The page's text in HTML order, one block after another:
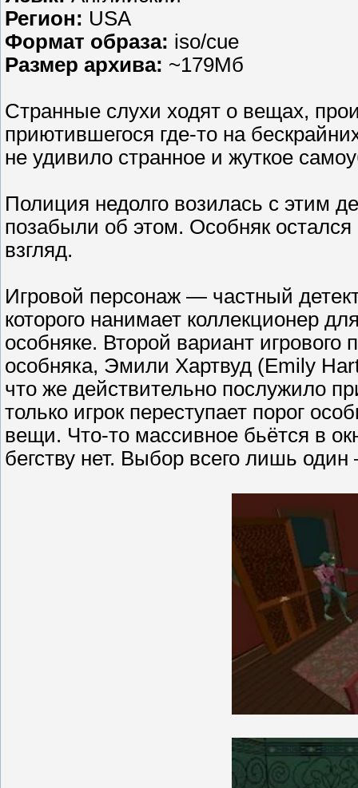
Регион: USA
Формат образа: iso/cue
Размер архива: ~179Мб
Странные слухи ходят о вещах,
приютившегося где-то на
не удивило странное и жуткое
Полиция недолго возилась с этим
позабыли об этом. Особняк
взгляд.
Игровой персонаж — частный
которого нанимает коллекционер
особняке. Второй вариант
особняка, Эмили Хартвуд (Emily
что же действительно послужило
только игрок переступает порог
вещи. Что-то массивное бьётся в
бегству нет. Выбор всего лишь